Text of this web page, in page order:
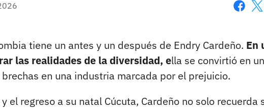
tiene un antes y un después de Endry Cardeño. En
las realidades de la diversidad, ella se convirtió en
en una industria marcada por el prejuicio.
el regreso a su natal Cúcuta, Cardeño no solo recuerda